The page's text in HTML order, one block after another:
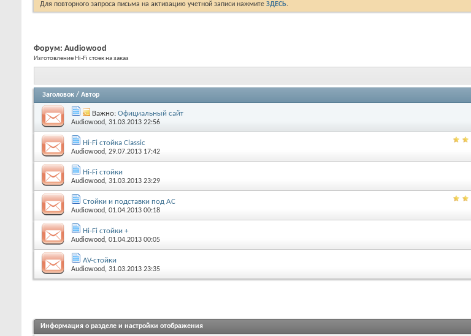
Для повторного запроса письма на активацию учетной записи нажмите ЗДЕСЬ.
Форум: Audiowood
Изготовление Hi-Fi стоек на заказ
Заголовок / Автор
Важно: Официальный сайт
Audiowood, 31.03.2013 22:56
Hi-Fi стойка Classic
Audiowood, 29.07.2013 17:42
Hi-Fi стойки
Audiowood, 31.03.2013 23:29
Стойки и подставки под АС
Audiowood, 01.04.2013 00:18
Hi-Fi стойки +
Audiowood, 01.04.2013 00:05
AV-стойки
Audiowood, 31.03.2013 23:35
Информация о разделе и настройки отображения